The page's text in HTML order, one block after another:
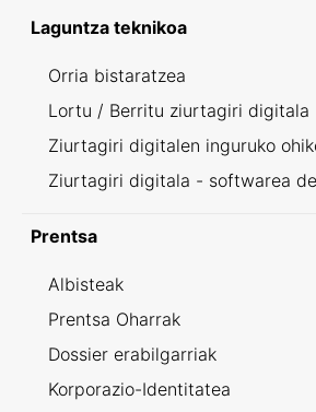
Laguntza teknikoa
Orria bistaratzea
Lortu / Berritu ziurtagiri digitala
Ziurtagiri digitalen inguruko
Ziurtagiri digitala - softwarea
Prentsa
Albisteak
Prentsa Oharrak
Dossier erabilgarriak
Korporazio-Identitatea